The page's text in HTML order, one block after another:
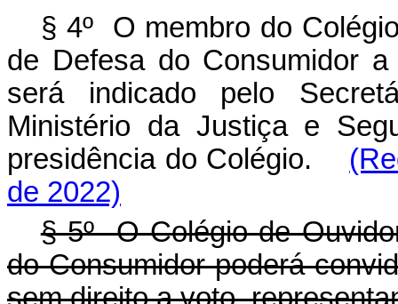
§ 4º O membro do
de Defesa do Consumidor
será indicado pelo
Ministério da Justiça e
presidência do Colégio.
de 2022)
§ 5º O Colégio de
do Consumidor poderá